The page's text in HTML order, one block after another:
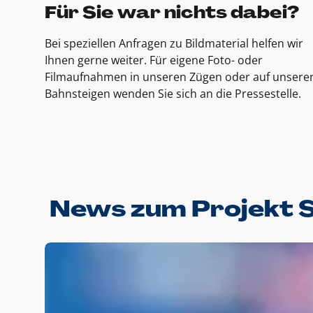
Für Sie war nichts dabei?
Bei speziellen Anfragen zu Bildmaterial helfen wir
Ihnen gerne weiter. Für eigene Foto- oder
Filmaufnahmen in unseren Zügen oder auf
Bahnsteigen wenden Sie sich an die Pressestelle.
News zum Projekt